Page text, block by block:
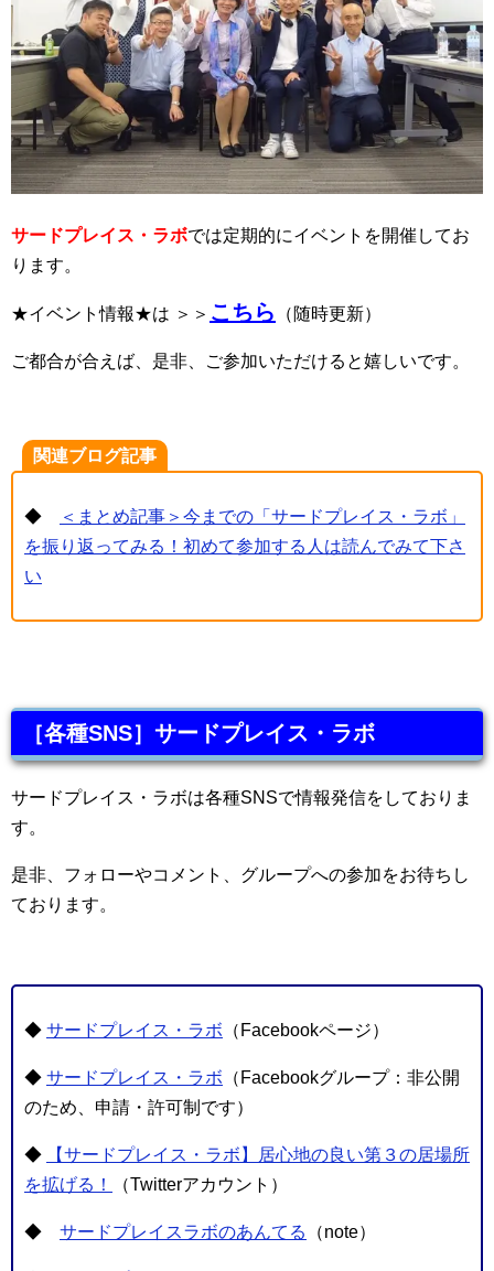
サードプレイス・ラボでは定期的にイベントを開催してお
ります。
★イベント情報★は ＞＞ こちら （随時更新）
ご都合が合えば、是非、ご参加いただけると嬉しいです。
関連ブログ記事
◆
＜まとめ記事＞今までの「サードプレイス・ラボ」
を振り返ってみる！初めて参加する人は読んでみて下さ
い
［各種SNS］サードプレイス・ラボ
サードプレイス・ラボは各種SNSで情報発信をしておりま
す。
是非、フォローやコメント、グループへの参加をお待ちし
ております。
◆ サードプレイス・ラボ （Facebookページ）
◆ サードプレイス・ラボ （Facebookグループ：非公開
のため、申請・許可制です）
◆
【サードプレイス・ラボ】居心地の良い第３の居場所
を拡げる！
（Twitterアカウント）
◆ サードプレイスラボのあんてる （note）